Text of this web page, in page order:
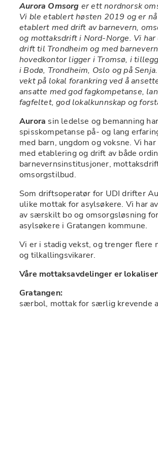
Aurora Omsorg er ett nordnorsk
Vi ble etablert høsten 2019 og er
etablert med drift av barnevern,
og mottaksdrift i Nord-Norge. Vi
drift til Trondheim og med
hovedkontor ligger i Tromsø, i
i Bodø, Trondheim, Oslo og på
vekt på lokal forankring ved å
ansatte med god fagkompetanse,
fagfeltet, god lokalkunnskap og
Aurora sin ledelse og bemanning har
spisskompetanse på- og lang
med barn, ungdom og voksne. Vi
med etablering og drift av både
barnevernsinstitusjoner,
omsorgstilbud.
Som driftsoperatør for UDI drifter
ulike mottak for asylsøkere. Vi har
av særskilt bo og omsorgsløsning
asylsøkere i Gratangen kommune.
Vi er i stadig vekst, og trenger flere
og tilkallingsvikarer.
Våre mottaksavdelinger er
særbol, mottak for særlig krevende